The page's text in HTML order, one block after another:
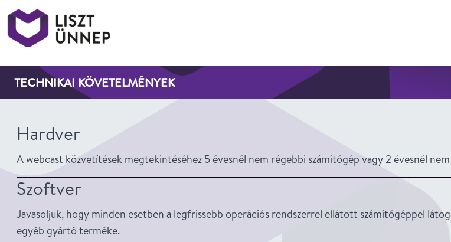
TECHNIKAI KÖVETELMÉNYEK
Hardver
A webcast közvetítések megtekintéséhez 5 évesnél nem régebbi számítógép vagy 2 évesnél
Szoftver
Javasoljuk, hogy minden esetben a legfrissebb operációs rendszerrel ellátott számítógéppel
egyéb gyártó terméke.